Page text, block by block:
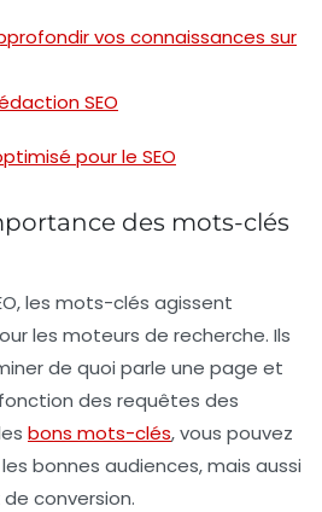
vos connaissances sur
SEO
pour le SEO
des mots-clés
les mots-clés agissent
les moteurs de recherche. Ils
de quoi parle une page et
des requêtes des
bons mots-clés, vous pouvez
bonnes audiences, mais aussi
conversion.